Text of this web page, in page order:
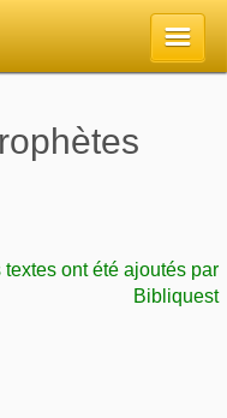
ont été ajoutés par
Bibliquest